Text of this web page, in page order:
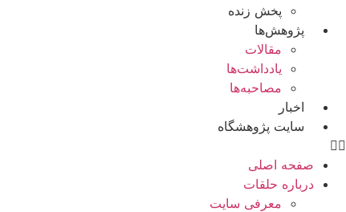
پخش زنده
پژوهش‌ها
مقالات
یادداشت‌ها
مصاحبه‌ها
اخبار
سایت پژوهشگاه
صفحه اصلی
درباره حلقات
معرفی سایت